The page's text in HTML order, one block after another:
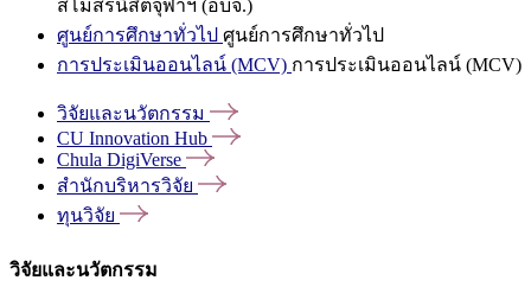
สโมสรนิสิตจุฬาฯ (อบจ.)
ศูนย์การศึกษาทั่วไป ศูนย์การศึกษาทั่วไป
การประเมินออนไลน์ (MCV) การประเมินออนไลน์ (MCV)
วิจัยและนวัตกรรม
CU Innovation Hub
Chula DigiVerse
สำนักบริหารวิจัย
ทุนวิจัย
วิจัยและนวัตกรรม